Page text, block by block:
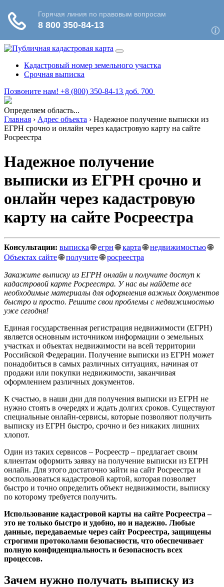
Кадастровый номер земельного участка
Срочная выписка
Позвоните нам! +8 (800) 350-84-13 доб. 700
Определяем область...
Главная › Адрес объекта › Надежное получение выписки из
ЕГРН срочно и онлайн через кадастровую карту на сайте
Росреестра
Надежное получение
выписки из ЕГРН срочно и
онлайн через кадастровую
карту на сайте Росреестра
Консультации: выписка🌐егрн🌐карта🌐недвижимостью🌐
Объектах сайте🌐получите🌐росреестра
Закажите выписку из ЕГРН онлайн и получите доступ к
кадастровой карте Росреестра. У нас вы найдете все
необходимые материалы для оформления важных документов
быстро и просто. Решите свои проблемы с недвижимостью
уже сегодня!
Единая государственная регистрация недвижимости (ЕГРН)
является основным источником информации о земельных
участках и объектах недвижимости на всей территории
Российской Федерации. Получение выписки из ЕГРН может
понадобиться в самых различных ситуациях, начиная от
продажи или покупки недвижимости, заканчивая
оформлением различных документов.
К счастью, в наши дни для получения выписки из ЕГРН не
нужно стоять в очередях и ждать долгих сроков. Существуют
специальные онлайн-сервисы, которые позволяют получить
выписку из ЕГРН быстро, срочно и без никаких лишних
хлопот.
Один из таких сервисов – Росреестр – предлагает своим
клиентам оформить заявку на получение выписки из ЕГРН
онлайн. Для этого достаточно зайти на сайт Росреестра и
воспользоваться кадастровой картой, которая позволяет
быстро и точно определить объект недвижимости, выписку
по которому требуется получить.
Использование кадастровой карты на сайте Росреестра –
это не только быстро и удобно, но и надежно. Любые
данные, передаваемые через сайт Росреестра, защищены
строгими протоколами безопасности, что обеспечивает
полную конфиденциальность и безопасность всех
процессов.
Зачем нужно получать выписку из